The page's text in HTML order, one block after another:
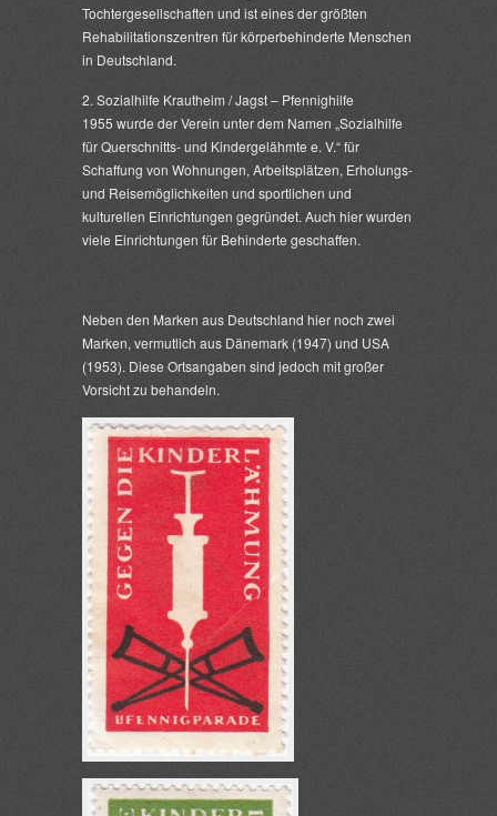
Tochtergesellschaften und ist eines der größten
Rehabilitationszentren für körperbehinderte Menschen
in Deutschland.
2. Sozialhilfe Krautheim / Jagst – Pfennighilfe
1955 wurde der Verein unter dem Namen „Sozialhilfe
für Querschnitts- und Kindergelähmte e. V.“ für
Schaffung von Wohnungen, Arbeitsplätzen, Erholungs-
und Reisemöglichkeiten und sportlichen und
kulturellen Einrichtungen gegründet. Auch hier wurden
viele Einrichtungen für Behinderte geschaffen.
Neben den Marken aus Deutschland hier noch zwei
Marken, vermutlich aus Dänemark (1947) und USA
(1953). Diese Ortsangaben sind jedoch mit großer
Vorsicht zu behandeln.